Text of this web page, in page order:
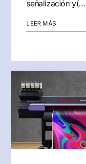
señalización
LEER MÁS